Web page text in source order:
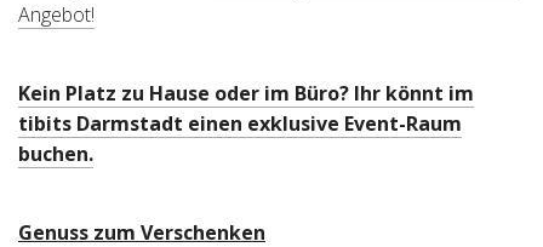
Angebot!
Kein Platz zu Hause oder im Büro? Ihr könnt im
tibits Darmstadt einen exklusive Event-Raum
buchen.
Genuss zum Verschenken